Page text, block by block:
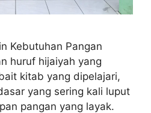
Kebutuhan Pangan
huruf hijaiyah yang
kitab yang dipelajari,
yang sering kali luput
pangan yang layak.